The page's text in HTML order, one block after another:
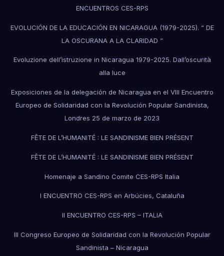
ENCUENTROS CES-RPS
EVOLUCIÓN DE LA EDUCACIÓN EN NICARAGUA (1979-2025). “ DE
LA OSCURANA A LA CLARIDAD ”
Evoluzione dell’istruzione in Nicaragua 1979-2025. Dall’oscurità
alla luce
Exposiciones de la delegación de Nicaragua en el VIII Encuentro
Europeo de Solidaridad con la Revolución Popular Sandinista,
Londres 25 de marzo de 2023
FÊTE DE L’HUMANITÉ : LE SANDINISME BIEN PRÉSENT
FÊTE DE L’HUMANITÉ : LE SANDINISME BIEN PRÉSENT
Homenaje a Sandino Comite CES-RPS Italia
I ENCUENTRO CES-RPS en Arbúcies, Cataluña
II ENCUENTRO CES-RPS – ITALIA
III Congreso Europeo de Solidaridad con la Revolución Popular
Sandinista – Nicaragua